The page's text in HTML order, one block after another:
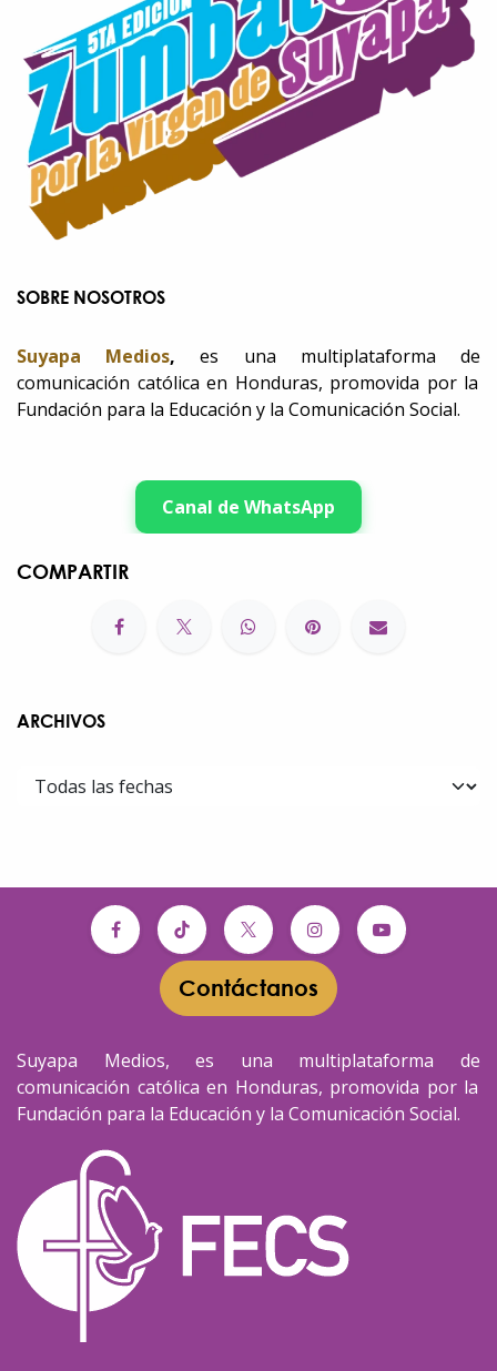
SOBRE NOSOTROS
Suyapa Medios, es una multiplataforma de
comunicación católica en Honduras, promovida por la
Fundación para la Educación y la Comunicación Social.
Canal de WhatsApp
COMPARTIR
ARCHIVOS
Contáctanos​​
Suyapa Medios, es una multiplataforma de
comunicación católica en Honduras, promovida por la
Fundación para la Educación y la Comunicación Social.